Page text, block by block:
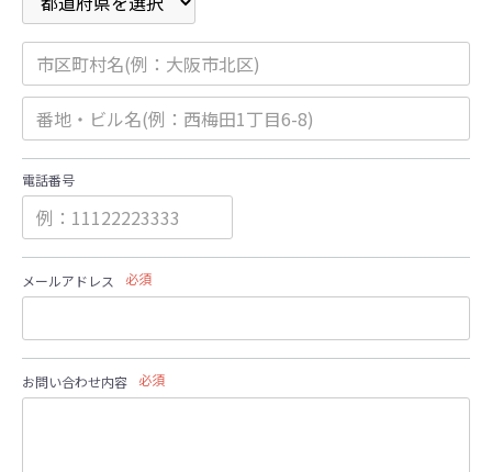
電話番号
メールアドレス 必須
お問い合わせ内容 必須